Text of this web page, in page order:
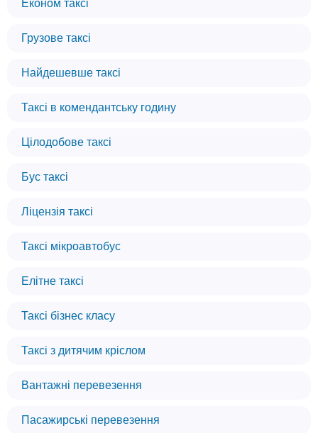
Економ таксі
Грузове таксі
Найдешевше таксі
Таксі в комендантську годину
Цілодобове таксі
Бус таксі
Ліцензія таксі
Таксі мікроавтобус
Елітне таксі
Таксі бізнес класу
Таксі з дитячим кріслом
Вантажні перевезення
Пасажирські перевезення